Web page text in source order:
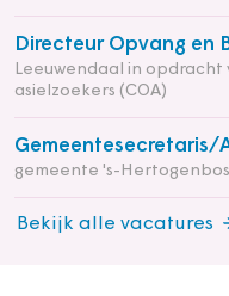
Directeur Opvang en
Leeuwendaal in
asielzoekers (COA)
Gemeentesecretaris/
gemeente 's-
Bekijk alle vacatures